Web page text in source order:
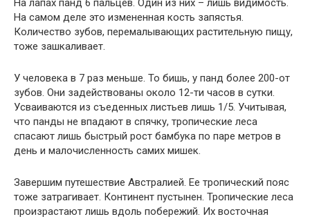
На лапах панд 6 пальцев. Один из них – лишь видимость.
На самом деле это измененная кость запястья.
Количество зубов, перемалывающих растительную пищу,
тоже зашкаливает.
У человека в 7 раз меньше. То бишь, у панд более 200-от
зубов. Они задействованы около 12-ти часов в сутки.
Усваиваются из съеденных листьев лишь 1/5. Учитывая,
что панды не впадают в спячку, тропические леса
спасают лишь быстрый рост бамбука по паре метров в
день и малочисленность самих мишек.
Завершим путешествие Австралией. Ее тропический пояс
тоже затрагивает. Континент пустынен. Тропические леса
произрастают лишь вдоль побережий. Их восточная